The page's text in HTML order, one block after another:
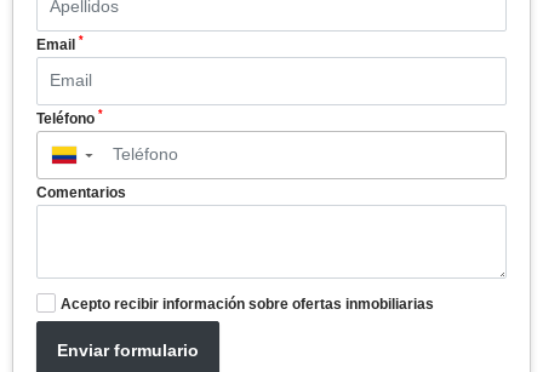
Email *
Teléfono *
▼
Comentarios
Acepto recibir información sobre ofertas inmobiliarias
Enviar formulario